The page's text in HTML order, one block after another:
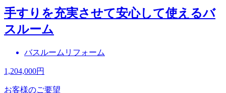
手すりを充実させて安心して使えるバ
スルーム
バスルームリフォーム
1,204,000円
お客様のご要望